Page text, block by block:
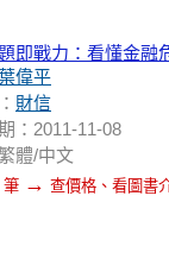
即戰力：看懂金融
偉平
財信
：2011-11-08
體/中文
筆 → 查價格、看圖書